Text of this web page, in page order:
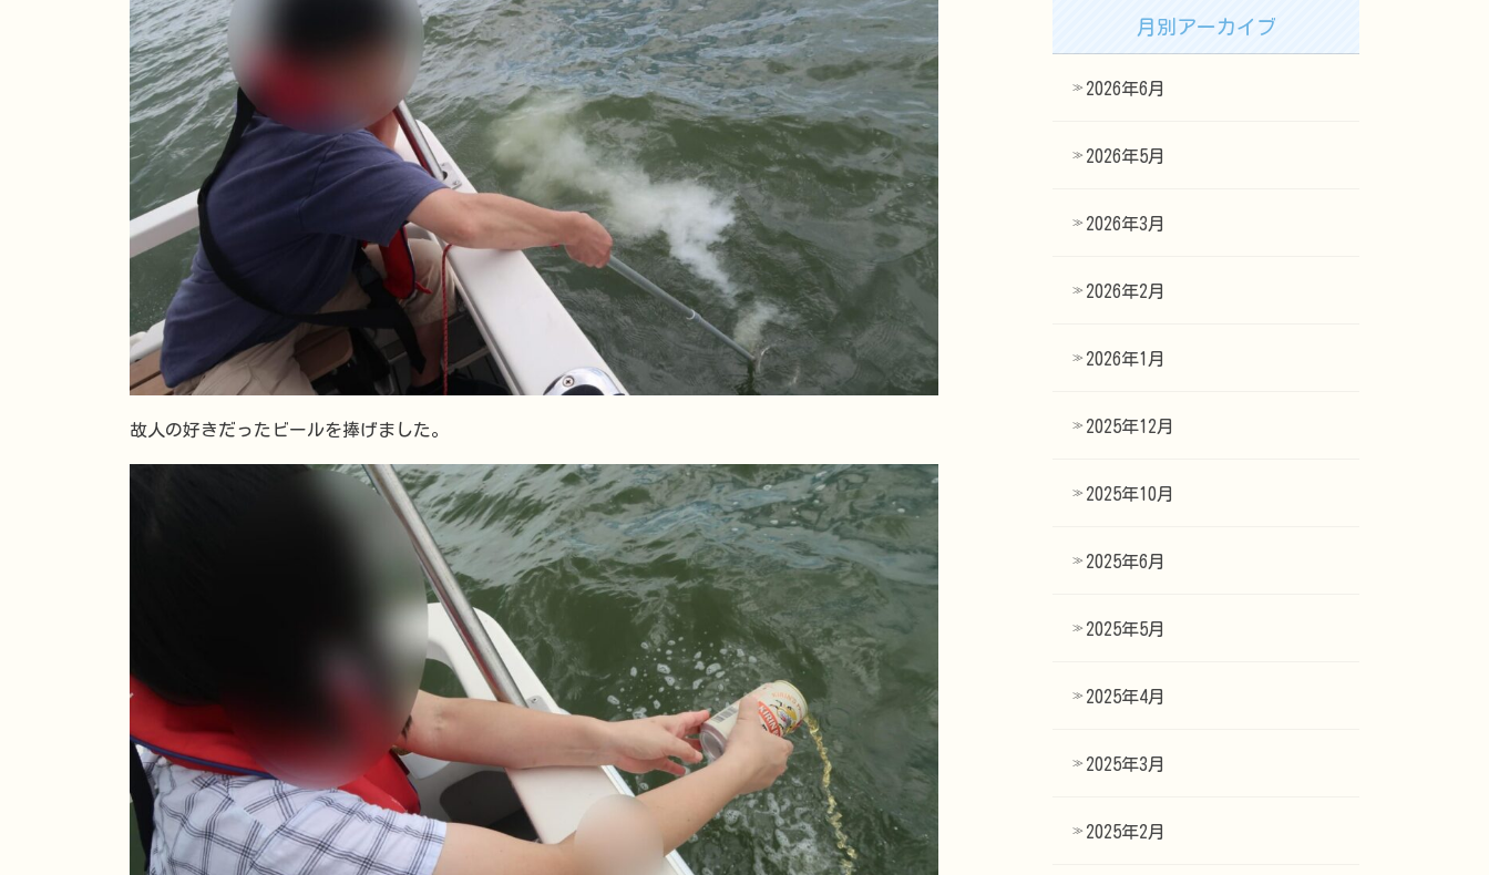
故人の好きだったビールを捧げました。
月別アーカイブ
2026年6月
2026年5月
2026年3月
2026年2月
2026年1月
2025年12月
2025年10月
2025年6月
2025年5月
2025年4月
2025年3月
2025年2月